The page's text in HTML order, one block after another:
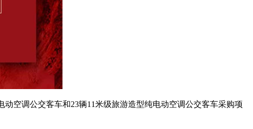
空调公交客车和23辆11米级旅游造型纯电动空调公交客车采购项